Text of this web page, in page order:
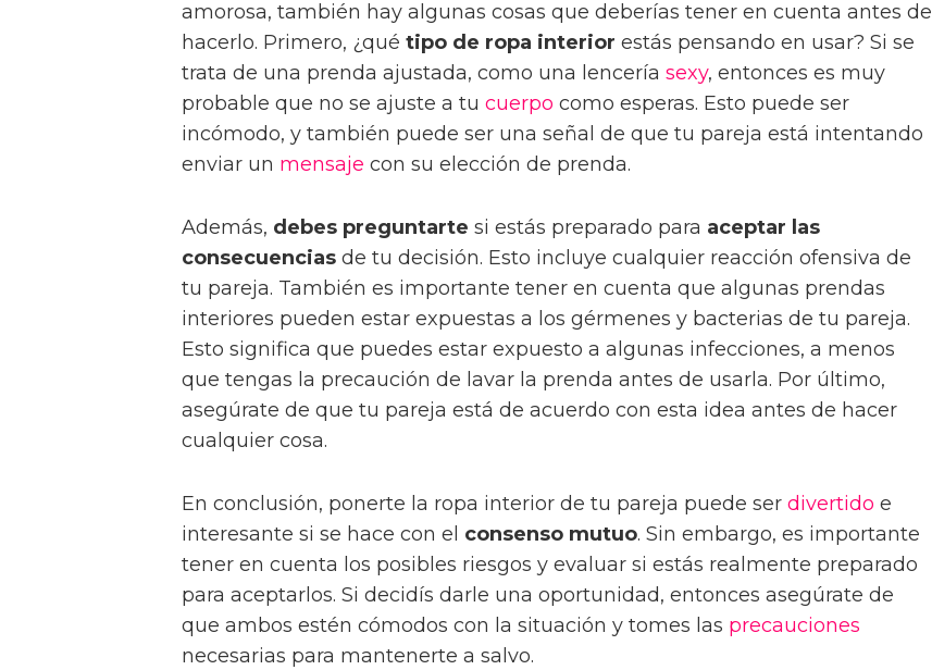
amorosa, también hay algunas cosas que deberías tener en cuenta antes de
hacerlo. Primero, ¿qué tipo de ropa interior estás pensando en usar? Si se
trata de una prenda ajustada, como una lencería sexy, entonces es muy
probable que no se ajuste a tu cuerpo como esperas. Esto puede ser
incómodo, y también puede ser una señal de que tu pareja está intentando
enviar un mensaje con su elección de prenda.
Además, debes preguntarte si estás preparado para aceptar las
consecuencias de tu decisión. Esto incluye cualquier reacción ofensiva de
tu pareja. También es importante tener en cuenta que algunas prendas
interiores pueden estar expuestas a los gérmenes y bacterias de tu pareja.
Esto significa que puedes estar expuesto a algunas infecciones, a menos
que tengas la precaución de lavar la prenda antes de usarla. Por último,
asegúrate de que tu pareja está de acuerdo con esta idea antes de hacer
cualquier cosa.
En conclusión, ponerte la ropa interior de tu pareja puede ser divertido e
interesante si se hace con el consenso mutuo. Sin embargo, es importante
tener en cuenta los posibles riesgos y evaluar si estás realmente preparado
para aceptarlos. Si decidís darle una oportunidad, entonces asegúrate de
que ambos estén cómodos con la situación y tomes las precauciones
necesarias para mantenerte a salvo.